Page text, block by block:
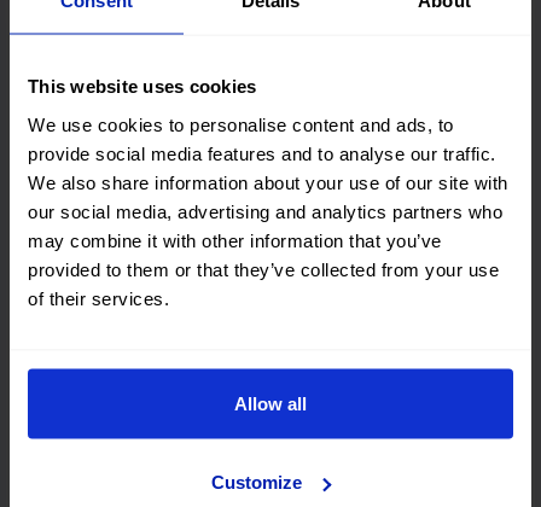
This website uses cookies
We use cookies to personalise content and ads, to
provide social media features and to analyse our traffic.
We also share information about your use of our site with
our social media, advertising and analytics partners who
may combine it with other information that you’ve
provided to them or that they’ve collected from your use
of their services.
Allow all
Customize
Chania
Rodas
Atenas